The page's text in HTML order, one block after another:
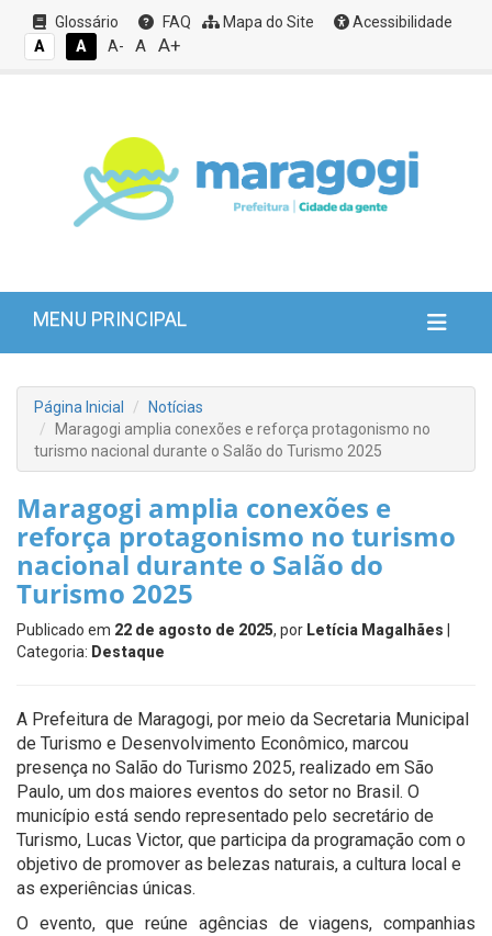
Glossário FAQ Mapa do Site
Acessibilidade
A
A A- A A+
MENU PRINCIPAL
Página Inicial
Notícias
Maragogi amplia conexões e reforça protagonismo no
turismo nacional durante o Salão do Turismo 2025
Maragogi amplia conexões e
reforça protagonismo no turismo
nacional durante o Salão do
Turismo 2025
Publicado em 22 de agosto de 2025, por Letícia Magalhães
Categoria: Destaque
A Prefeitura de Maragogi, por meio da Secretaria Municipal
de Turismo e Desenvolvimento Econômico, marcou
presença no Salão do Turismo 2025, realizado em São
Paulo, um dos maiores eventos do setor no Brasil. O
município está sendo representado pelo secretário de
Turismo, Lucas Victor, que participa da programação com o
objetivo de promover as belezas naturais, a cultura local e
as experiências únicas.
O evento, que reúne agências de viagens, companhias